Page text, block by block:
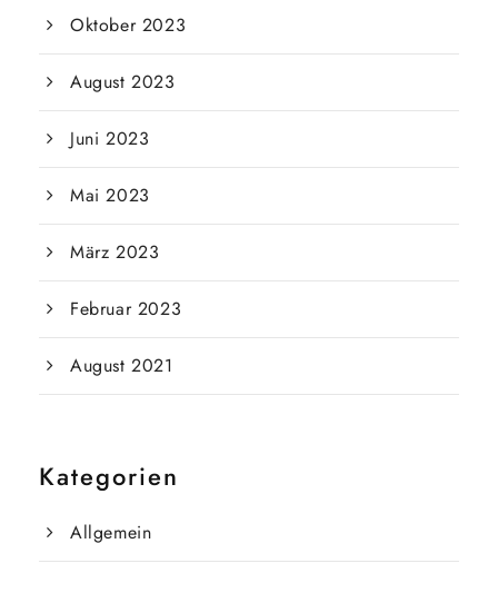
Oktober 2023
August 2023
Juni 2023
Mai 2023
März 2023
Februar 2023
August 2021
Kategorien
Allgemein